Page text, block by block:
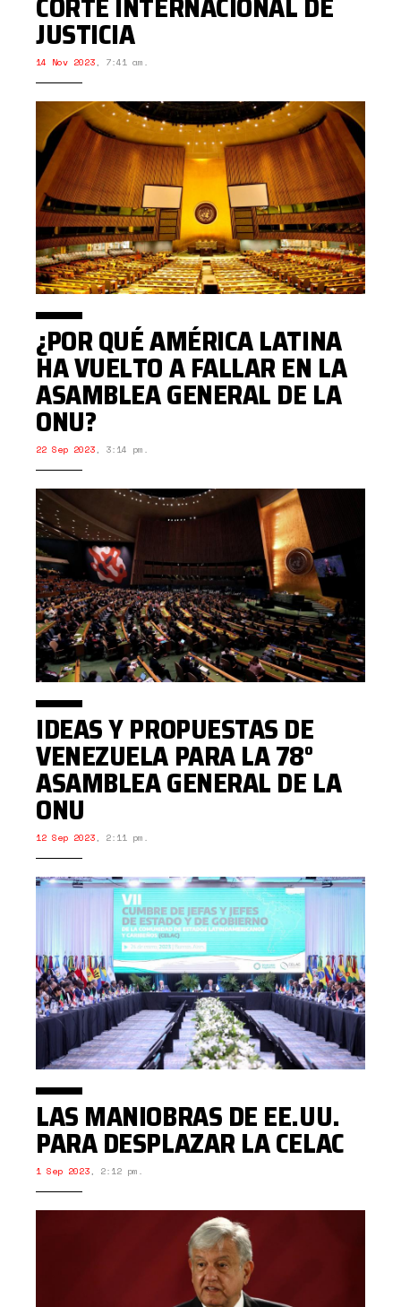
JUSTICIA
14 Nov 2023, 7:41 am.
¿POR QUÉ AMÉRICA LATINA
HA VUELTO A FALLAR EN LA
ASAMBLEA GENERAL DE LA
ONU?
22 Sep 2023, 3:14 pm.
IDEAS Y PROPUESTAS DE
VENEZUELA PARA LA 78°
ASAMBLEA GENERAL DE LA
ONU
12 Sep 2023, 2:11 pm.
LAS MANIOBRAS DE EE.UU.
PARA DESPLAZAR LA CELAC
1 Sep 2023, 2:12 pm.